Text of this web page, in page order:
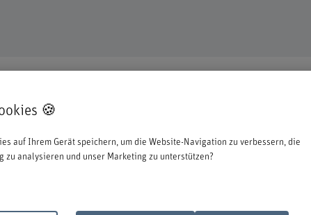
Sie sich für eine Aus- oder Weiterbildung bei uns entschieden haben.
Start des Anmeldeprozesses:
müssen Sie sich mit der edu-ID von Switch anmelden. Das Loginfenster
🍪
auf Ihrem Gerät speichern, um die Website-Navigation zu verbessern, die
zu analysieren und unser Marketing zu unterstützen?